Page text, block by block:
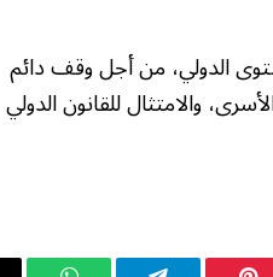
الدولي، من أجل وقف دائم
والامتثال للقانون الدولي